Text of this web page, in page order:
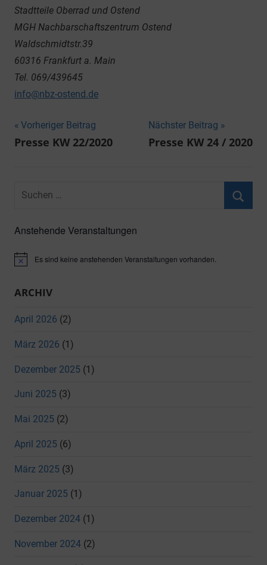
Stadtteile Oberrad und Ostend
MGH Nachbarschaftszentrum Ostend
Waldschmidtstr.39
60316 Frankfurt a. Main
Tel. 069/439645
info@nbz-ostend.de
Beitragsnavigation
Vorheriger Beitrag
Presse KW 22/2020
Nächster Beitrag
Presse KW 24 / 2020
Suchen
Anstehende Veranstaltungen
HinweisEs sind keine anstehenden Veranstaltungen vorhanden.
ARCHIV
April 2026 (2)
März 2026 (1)
Dezember 2025 (1)
Juni 2025 (3)
Mai 2025 (2)
April 2025 (6)
März 2025 (3)
Januar 2025 (1)
Dezember 2024 (1)
November 2024 (2)